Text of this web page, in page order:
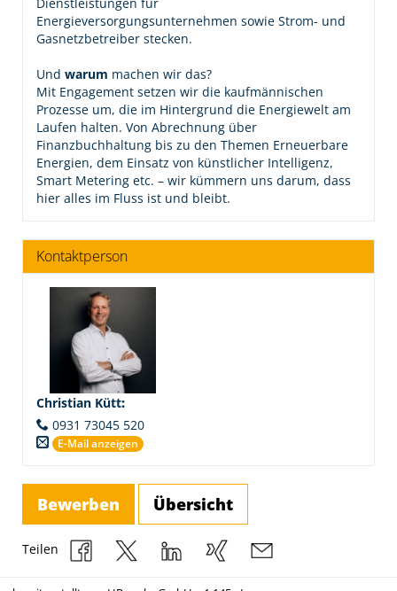
Energieversorgungsunternehmen sowie Strom- und
Gasnetzbetreiber stecken.
Und warum machen wir das?
Mit Engagement setzen wir die kaufmännischen
Prozesse um, die im Hintergrund die Energiewelt am
Laufen halten. Von Abrechnung über
Finanzbuchhaltung bis zu den Themen Erneuerbare
Energien, dem Einsatz von künstlicher Intelligenz,
Smart Metering etc. – wir kümmern uns darum, dass
hier alles im Fluss ist und bleibt.
Kontaktperson
Christian Kütt:
0931 73045 520
E-Mail anzeigen
Bewerben Übersicht
Teilen